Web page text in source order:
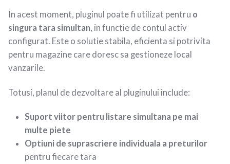
In acest moment, pluginul poate fi utilizat pentru o
singura tara simultan, in functie de contul activ
configurat. Este o solutie stabila, eficienta si potrivita
pentru magazine care doresc sa gestioneze local
vanzarile.
Totusi, planul de dezvoltare al pluginului include:
Suport viitor pentru listare simultana pe mai
multe piete
Optiuni de suprascriere individuala a preturilor
pentru fiecare tara